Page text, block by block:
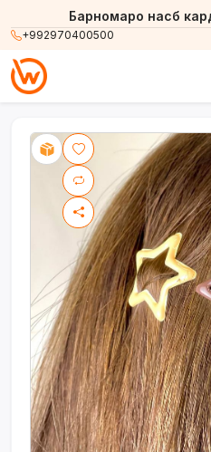
+992970400500
Барномаро насб